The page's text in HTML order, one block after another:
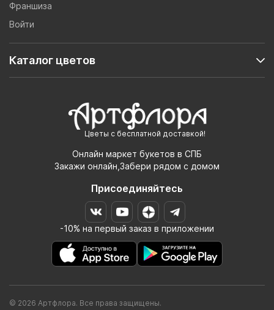
Цветы с бесплатной доставкой!
Онлайн маркет букетов в СПБ
Закажи онлайн,Забери рядом с домом
Присоединяйтесь
-10% на первый заказ в приложении
Франшиза
Войти
Каталог цветов
© 2026 Артфлора. Все права защищены.